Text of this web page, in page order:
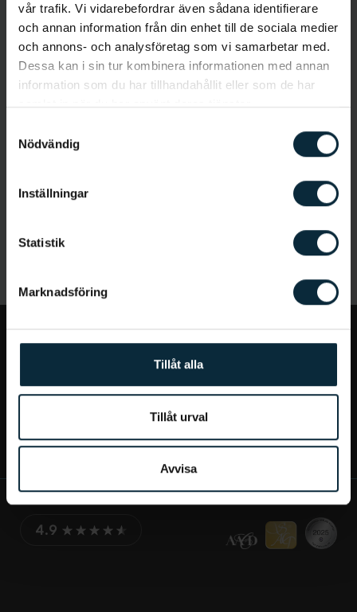
vår trafik. Vi vidarebefordrar även sådana identifierare
och annan information från din enhet till de sociala medier
och annons- och analysföretag som vi samarbetar med.
Dessa kan i sin tur kombinera informationen med annan
information som du har tillhandahållit eller som de har
samlat in när du har använt deras tjänster.
Nödvändig
Inställningar
Statistik
Marknadsföring
Tillåt alla
Tillåt urval
Avvisa
Språk: Svenska, engelska, rumänska, lite spanska
Behandlingar: Invisalign, protetik, lagningar, akuta
behandlingar, undersökningar
Bakgrund
Raluca Spataru är tandläkare på kliniken i Täby och
har arbetat som tandläkare i 12 år. På fritiden
med hunden, utmana sig själv i downhillcykling och
Mer om Aqua Dental
4.9